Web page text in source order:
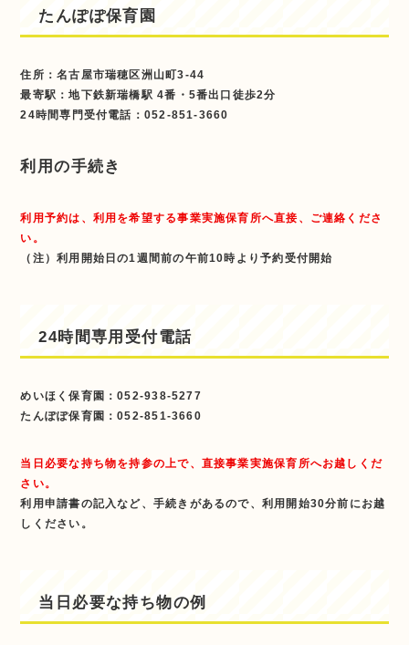
たんぽぽ保育園
住所：名古屋市瑞穂区洲山町3-44
最寄駅：地下鉄新瑞橋駅 4番・5番出口徒歩2分
24時間専門受付電話：052-851-3660
利用の手続き
利用予約は、利用を希望する事業実施保育所へ直接、ご連絡くださ
い。
（注）利用開始日の1週間前の午前10時より予約受付開始
24時間専用受付電話
めいほく保育園：052-938-5277
たんぽぽ保育園：052-851-3660
当日必要な持ち物を持参の上で、直接事業実施保育所へお越しくだ
さい。
利用申請書の記入など、手続きがあるので、利用開始30分前にお越
しください。
当日必要な持ち物の例